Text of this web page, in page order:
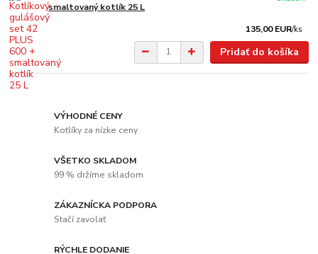
smaltovaný kotlík 25 L
135,00 EUR/ks
Pridať do košíka
VÝHODNÉ CENY
Kotlíky za nízke ceny
VŠETKO SKLADOM
99 % držíme skladom
ZÁKAZNÍCKA PODPORA
Stačí zavolať
RÝCHLE DODANIE